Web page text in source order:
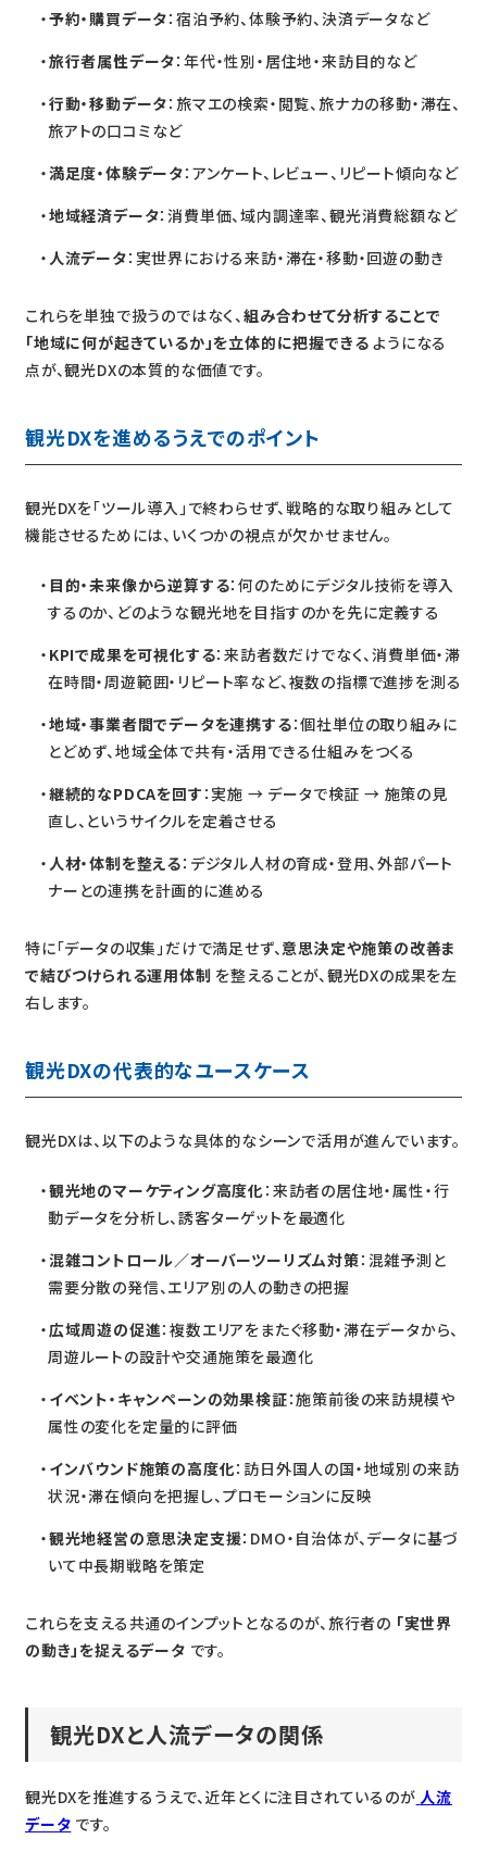
予約・購買データ：宿泊予約、体験予約、決済データなど
旅行者属性データ：年代・性別・居住地・来訪目的など
行動・移動データ：旅マエの検索・閲覧、旅ナカの移動・滞在、
旅アトの口コミなど
満足度・体験データ：アンケート、レビュー、リピート傾向など
地域経済データ：消費単価、域内調達率、観光消費総額など
人流データ：実世界における来訪・滞在・移動・回遊の動き
これらを単独で扱うのではなく、 組み合わせて分析することで
「地域に何が起きているか」を立体的に把握できる ようになる
点が、観光DXの本質的な価値です。
観光DXを進めるうえでのポイント
観光DXを「ツール導入」で終わらせず、戦略的な取り組みとして
機能させるためには、いくつかの視点が欠かせません。
目的・未来像から逆算する：何のためにデジタル技術を導入
するのか、どのような観光地を目指すのかを先に定義する
KPIで成果を可視化する：来訪者数だけでなく、消費単価・滞
在時間・周遊範囲・リピート率など、複数の指標で進捗を測る
地域・事業者間でデータを連携する：個社単位の取り組みに
とどめず、地域全体で共有・活用できる仕組みをつくる
継続的なPDCAを回す ：実施 → データで検証 → 施策の見
直し、というサイクルを定着させる
人材・体制を整える：デジタル人材の育成・登用、外部パート
ナーとの連携を計画的に進める
特に「データの収集」だけで満足せず、 意思決定や施策の改善ま
で結びつけられる運用体制 を整えることが、観光DXの成果を左
右します。
観光DXの代表的なユースケース
観光DXは、以下のような具体的なシーンで活用が進んでいます。
観光地のマーケティング高度化：来訪者の居住地・属性・行
動データを分析し、誘客ターゲットを最適化
混雑コントロール／オーバーツーリズム対策：混雑予測と
需要分散の発信、エリア別の人の動きの把握
広域周遊の促進：複数エリアをまたぐ移動・滞在データから、
周遊ルートの設計や交通施策を最適化
イベント・キャンペーンの効果検証：施策前後の来訪規模や
属性の変化を定量的に評価
インバウンド施策の高度化：訪日外国人の国・地域別の来訪
状況・滞在傾向を把握し、プロモーションに反映
観光地経営の意思決定支援：DMO・自治体が、データに基づ
いて中長期戦略を策定
これらを支える共通のインプットとなるのが、旅行者の 「実世界
の動き」を捉えるデータ です。
観光DXと人流データの関係
観光DXを推進するうえで、近年とくに注目されているのが 人流
データ です。